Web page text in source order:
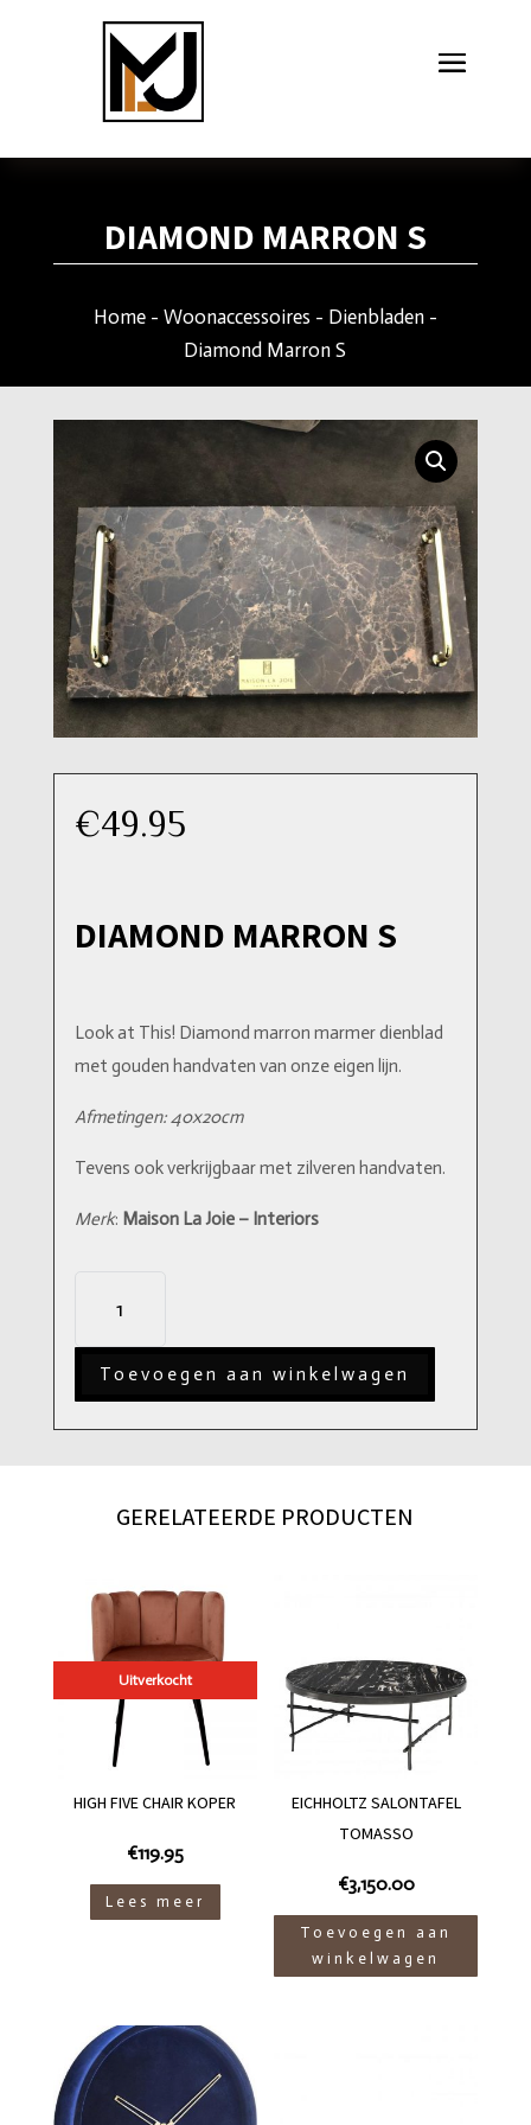
DIAMOND MARRON S
Home- Woonaccessoires- Dienbladen-
Diamond Marron S
€49.95
DIAMOND MARRON S
Look at This! Diamond marron marmer dienblad
met gouden handvaten van onze eigen lijn.
Afmetingen: 40x20cm
Tevens ook verkrijgbaar met zilveren handvaten.
Merk: Maison La Joie – Interiors
Marron
S
aantal
Toevoegen aan winkelwagen
GERELATEERDE PRODUCTEN
Uitverkocht
HIGH FIVE CHAIR KOPER
€119.95
Lees meer
EICHHOLTZ SALONTAFEL
TOMASSO
€3,150.00
Toevoegen aan
winkelwagen